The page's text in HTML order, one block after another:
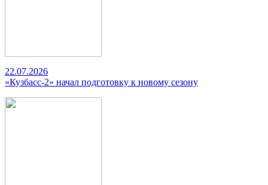
22.07.2026
«Кузбасс-2» начал подготовку к новому сезону